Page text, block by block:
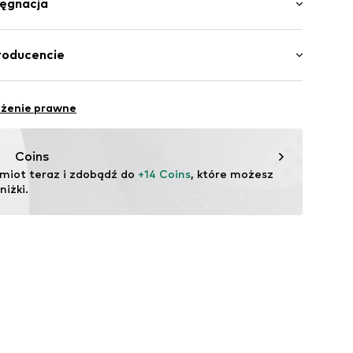
normalna
krój
& info@raizzed.com
prawne
Coins
teraz i zdobądź do +14 Coins, które możesz